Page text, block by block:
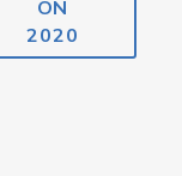
ON
2020